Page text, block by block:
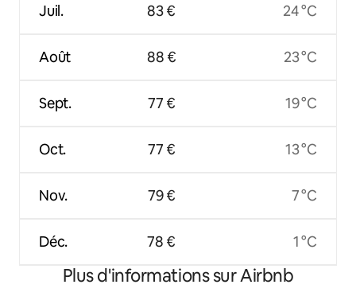
Juil.
Août
Sept.
Oct.
Nov.
Déc.
83 €
88 €
77 €
77 €
79 €
78 €
24 °C
23 °C
19 °C
13 °C
7 °C
1 °C
Plus d'informations sur Airbnb